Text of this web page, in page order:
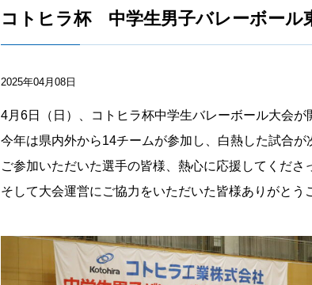
コトヒラ杯 中学生男子バレーボール
2025年04月08日
4月6日（日）、コトヒラ杯中学生バレーボール大会が
今年は県内外から14チームが参加し、白熱した試合
ご参加いただいた選手の皆様、熱心に応援してくださ
そして大会運営にご協力をいただいた皆様ありがとう